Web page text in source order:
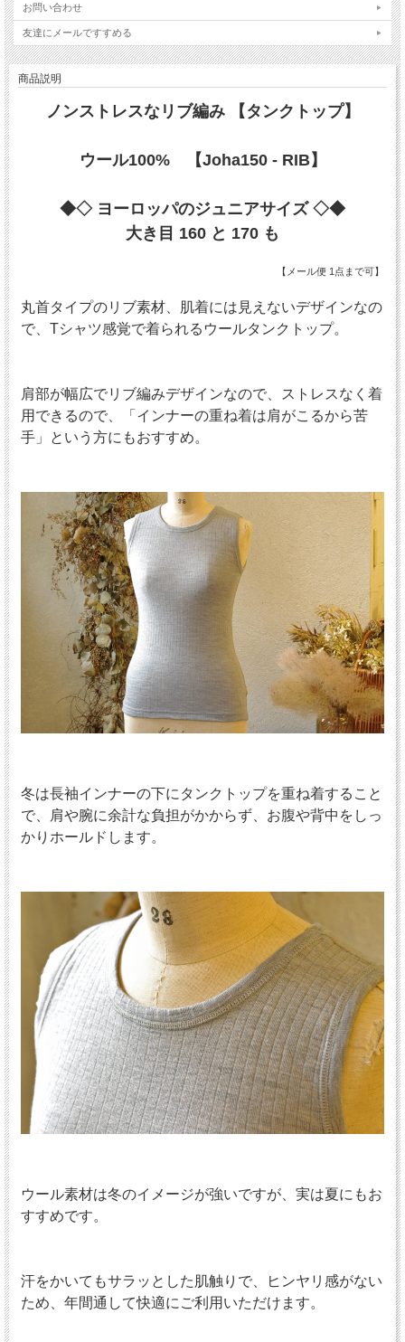
お問い合わせ
友達にメールですすめる
商品説明
ノンストレスなリブ編み 【タンクトップ】
ウール100% 【Joha150 - RIB】
◆◇ ヨーロッパのジュニアサイズ ◇◆
大き目 160 と 170 も
【メール便 1点まで可】
丸首タイプのリブ素材、肌着には見えないデザインなの
で、Tシャツ感覚で着られるウールタンクトップ。
肩部が幅広でリブ編みデザインなので、ストレスなく着
用できるので、
「インナーの重ね着は肩がこるから苦
手」という方にもおすすめ。
冬は長袖インナーの下にタンクトップを重ね着すること
で、肩や腕に余計な負担がかからず、お腹や背中をしっ
かりホールドします。
ウール素材は冬のイメージが強いですが、実は夏にもお
すすめです。
汗をかいてもサラッとした肌触りで、ヒンヤリ感がない
ため、年間通して快適にご利用いただけます。